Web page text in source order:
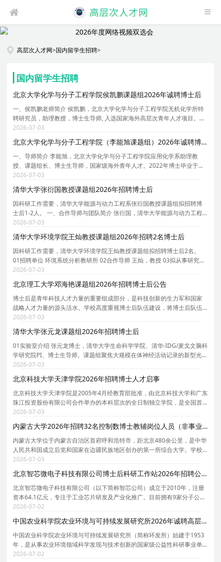
高层次人才网>国内留学生招聘>
国内留学生招聘
北京大学化学与分子工程学院侯凯鹏课题组2026年诚聘博士后
一、侯凯鹏老师简介 侯凯鹏，北京大学化学与分子工程学院无机化学所特
聘研究员，助理教授，博士生导师, 入选国家海外高层次青年人才项目。本
科及硕士阶段就读于苏州大学新加坡国立大学联合培养项目，指导老师是
郎建平教授、鲍晓光教授与 Wai Yip Fan 教授。2
2026-07-03
北京大学化学与分子工程学院（李能旭课题组）2026年诚聘博士后
一、导师简介 李能旭，北京大学化学与分子工程学院应用化学系助理教
授、课题组长、博士生导师，国家级海外青年人才。2022年博士毕业于北
京大学材料科学与工程学院，师从周欢萍教授。2022-2024年在美国北卡
罗来纳教堂山分校黄劲松课题组任职博士后，2024-2026
2026-07-03
清华大学张衍国教授课题组2026年招聘博士后
因科研工作需要，清华大学能源与动力工程系张衍国教授课题组拟招聘博
士后1-2人。 一、合作导师与团队简介 张衍国，清华大学能源与动力工程
长聘教授、博士生导师。课题组团队以资源、环境和能源交叉学科为核
心，致力于可燃固废/生物质能源化/资源化、钙钛矿太
2026-07-03
清华大学环境学院王灿教授课题组2026年招聘2名博士后
因科研工作需要，清华大学环境学院王灿教授课题组拟招聘博士后2名。
01招聘单位 环境系统分析教研所 02合作导师 王灿，教授 03拟从事研究内
容 依托课题组牵头负责的京津冀环境综合治理国家科技重大专项研究项
目，主要围绕人工智能驱动的温室气体排放精准核算
2026-07-03
北京理工大学邓海艳课题组2026年招聘博士后公告
博士后是青年科技人才力量的重要组成部分，是科技创新的生力军和国家
战略人才力量的源头活水。学校高度重视博士后队伍建设，将博士后队伍
建设纳入学校师资队伍建设工作全局中统一谋划、统一部署、统一推进，
持续推动博士后队伍规模倍增、质量倍增、效能倍增
2026-07-03
清华大学张元龙课题组2026年招聘博士后
01实验室介绍 张元龙博士，清华大学生命科学学院、清华-IDG/麦戈文脑科
学研究院PI、博士生导师。课题组聚焦大规模在体神经活动记录的新型光学
与计算方法，研究方向涵盖：台式/头戴式无线介观显微成像系统以及神经
活动计算建模与群体解码。课题组依托生命科学
2026-07-03
北京科技大学天津学院2026年招聘博士人才启事
北京科技大学天津学院是2005年4月经教育部批准，由北京科技大学和广东
珠江投资股份有限公司合作举办的本科层次的全日制独立学院，是全国首
批接受教育部规范工作验收的三所独立学院之一。学校位于天津市宝坻区
京津新城，占地1297.73亩，建筑面积35.18万平方米
2026-07-03
内蒙古大学2026年招聘32名控制数博士教辅岗位人员（非事业编制）公告
内蒙古大学位于内蒙古自治区首府呼和浩特市，距北京480余公里，是中华
人民共和国成立后党和国家在边疆民族地区创办的第一所综合大学。学校
创办于1957年，时任国务院副总理、自治区主席乌兰夫任首任校长。学校
于1962年招收研究生，1978年被确定为全国88所重点
2026-07-03
北京智芯微电子科技有限公司博士后科研工作站2026年招聘公告
北京智芯微电子科技有限公司（以下简称智芯公司）成立于2010年，注册
资本64.1亿元，专注于工业芯片研发及产业化推广。目前拥有9家分子公司
（广州分公司、深圳市国电科技通信有限公司、青岛智芯半导体科技有限
公司、杭州万高科技股份有限公司、北京智芯半导体
2026-07-02
中国农业科学院农业环境与可持续发展研究所2026年诚聘高层次优秀人才公告
中国农业科学院农业环境与可持续发展研究所（简称环发所）始建于1953
年，是从事农业环境领域科学发现与技术创新的国家级公益性科研事业单
位。环发所以破解现代农业发展中水、土、气、生等核心环境制约因素为
2026-07-02